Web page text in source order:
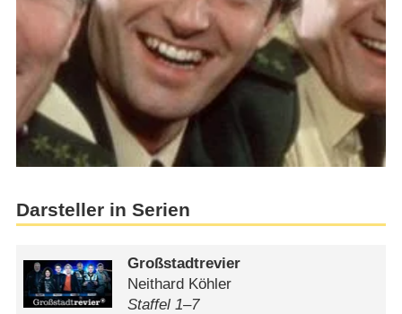
Darsteller in Serien
Großstadtrevier
Neithard Köhler
Staffel 1⁠–⁠7